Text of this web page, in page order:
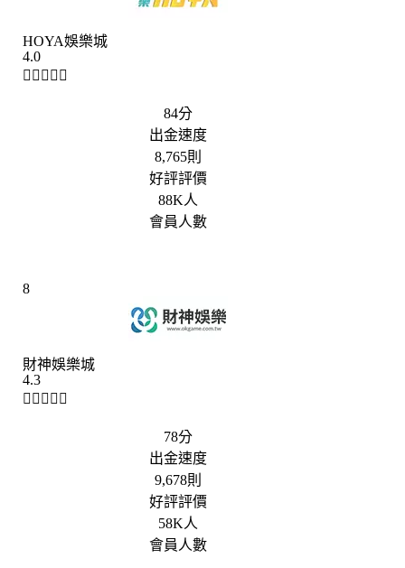
HOYA娛樂城
4.0
    
84分
出金速度
8,765則
好評評價
88K人
會員人數
8
財神娛樂城
4.3
    
78分
出金速度
9,678則
好評評價
58K人
會員人數